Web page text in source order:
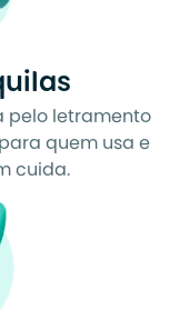
pelo letramento
quem usa e
cuida.